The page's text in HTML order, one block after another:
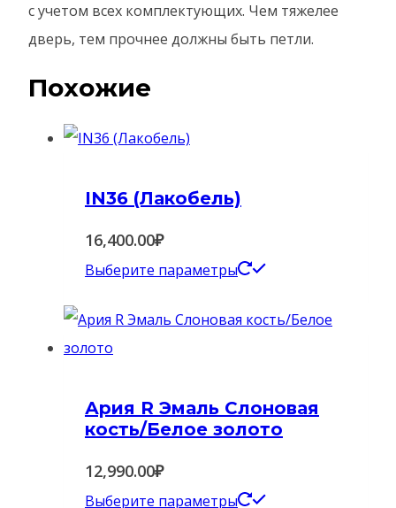
с учетом всех комплектующих. Чем тяжелее
дверь, тем прочнее должны быть петли.
Похожие
IN36 (Лакобель)
16,400.00₽
Выберите параметры
Этот
имеет
Опции
можно
на
Ария R Эмаль Слоновая
кость/Белое золото
12,990.00₽
Выберите параметры
Этот